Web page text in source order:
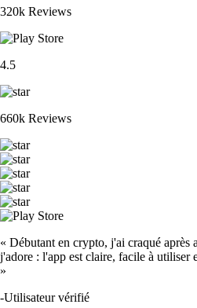
320k Reviews
4.5
660k Reviews
« Débutant en crypto, j'ai craqué
j'adore : l'app est claire, facile à utiliser
»
-Utilisateur vérifié